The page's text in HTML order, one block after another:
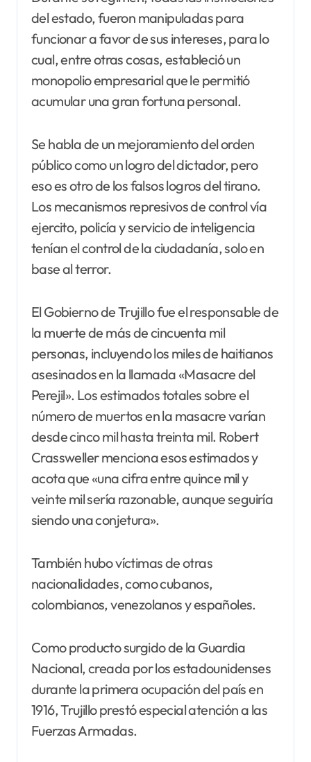
del estado, fueron manipuladas para
funcionar a favor de sus intereses, para lo
cual, entre otras cosas, estableció un
monopolio empresarial que le permitió
acumular una gran fortuna personal.
Se habla de un mejoramiento del orden
público como un logro del dictador, pero
eso es otro de los falsos logros del tirano.
Los mecanismos represivos de control vía
ejercito, policía y servicio de inteligencia
tenían el control de la ciudadanía, solo en
base al terror.
El Gobierno de Trujillo fue el responsable de
la muerte de más de cincuenta mil
personas, incluyendo los miles de haitianos
asesinados en la llamada «Masacre del
Perejil». Los estimados totales sobre el
número de muertos en la masacre varían
desde cinco mil hasta treinta mil. Robert
Crassweller menciona esos estimados y
acota que «una cifra entre quince mil y
veinte mil sería razonable, aunque seguiría
siendo una conjetura».
También hubo víctimas de otras
nacionalidades, como cubanos,
colombianos, venezolanos y españoles.
Como producto surgido de la Guardia
Nacional, creada por los estadounidenses
durante la primera ocupación del país en
1916, Trujillo prestó especial atención a las
Fuerzas Armadas.